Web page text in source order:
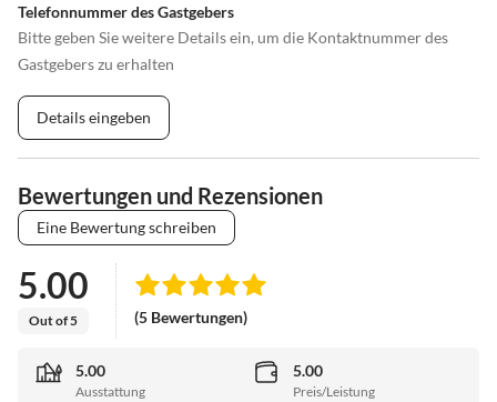
Telefonnummer des Gastgebers
Bitte geben Sie weitere Details ein, um die Kontaktnummer des
Gastgebers zu erhalten
Details eingeben
Bewertungen und Rezensionen
Eine Bewertung schreiben
5.00
Out of 5 (5 Bewertungen)
5.00
Ausstattung
5.00
Preis/Leistung